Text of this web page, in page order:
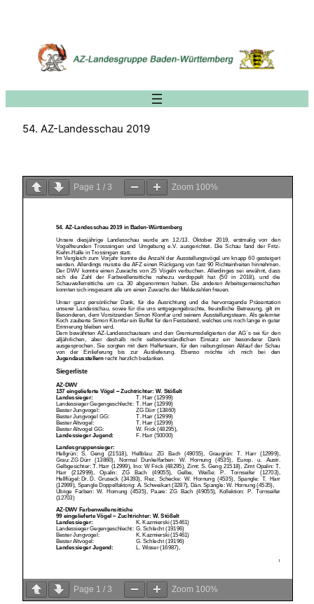
springen
54. AZ-Landesschau 2019
Page 1 / 3 Zoom 100%
Page 1 / 3 Zoom 100%